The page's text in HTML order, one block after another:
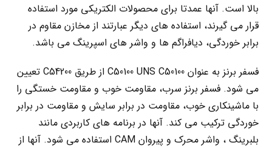
بالا است. آنها عمدتا برای محصولات الکتریکی مورد استفاده
قرار می گیرند، استفاده های دیگر عبارتند از مخازن مقاوم در
برابر خوردگی، دیافراگم ها و واشر های اسپرینگ می باشد.
فسفر برنز به عنوان C50100 UNS C50100 از طریق C54200 تعیین
می شود. فسفر برنز سرب، مقاومت خوب و مقاومت خستگی را
با ماشینکاری خوب، مقاومت در برابر سایش و مقاومت در برابر
خوردگی ترکیب می کند. آنها در برنامه های کاربردی مانند
بلبرینگ ، واشر محرک و پیروان CAM استفاده می شود. آنها از